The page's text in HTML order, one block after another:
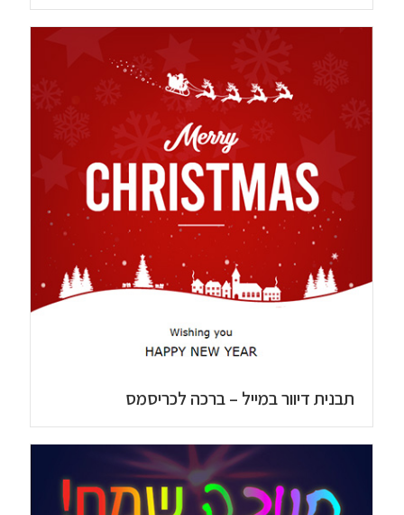
תבנית דיוור במייל – ברכה לכריסמס